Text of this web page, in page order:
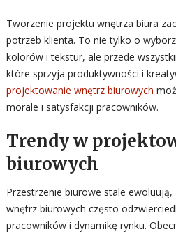
Tworzenie projektu wnętrza biura
potrzeb klienta. To nie tylko o
kolorów i tekstur, ale przede
które sprzyja produktywności i
projektowanie wnętrz biurowych
morale i satysfakcji pracowników.
Trendy w
biurowych
Przestrzenie biurowe stale
wnętrz biurowych często
pracowników i dynamikę rynku.